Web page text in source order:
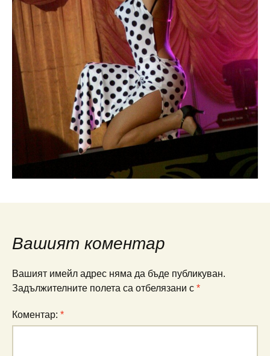
Вашият коментар
Вашият имейл адрес няма да бъде публикуван.
Задължителните полета са отбелязани с *
Коментар: *